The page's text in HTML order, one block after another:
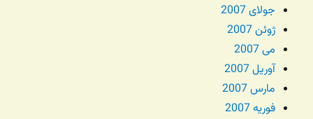
جولای 2007
ژوئن 2007
می 2007
آوریل 2007
مارس 2007
فوریه 2007